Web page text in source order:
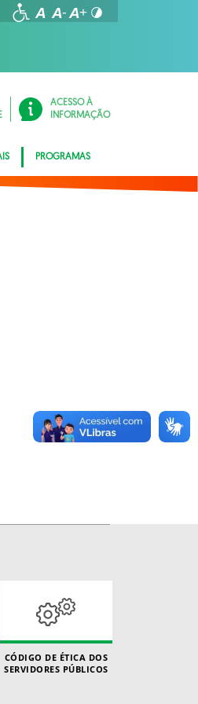
ACESSO À
INFORMAÇÃO
PROGRAMAS
CÓDIGO DE ÉTICA DOS
SERVIDORES PÚBLICOS